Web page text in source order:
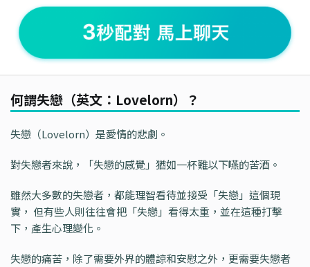
何謂失戀（英文：Lovelorn）？
失戀（Lovelorn）是愛情的悲劇。
對失戀者來說，「失戀的感覺」猶如一杯難以下嚥的苦酒。
雖然大多數的失戀者，都能理智看待並接受「失戀」這個現
實， 但有些人則往往會把「失戀」看得太重，並在這種打擊
下，產生心理變化。
失戀的痛苦，除了需要外界的體諒和安慰之外，更需要失戀者